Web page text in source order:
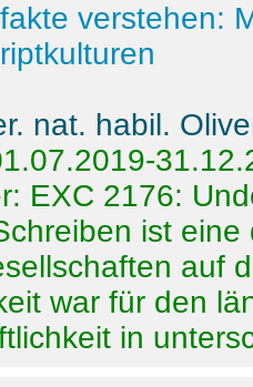
verstehen:
nat. habil.
EXC 2176:
ist
auf
war für den
in